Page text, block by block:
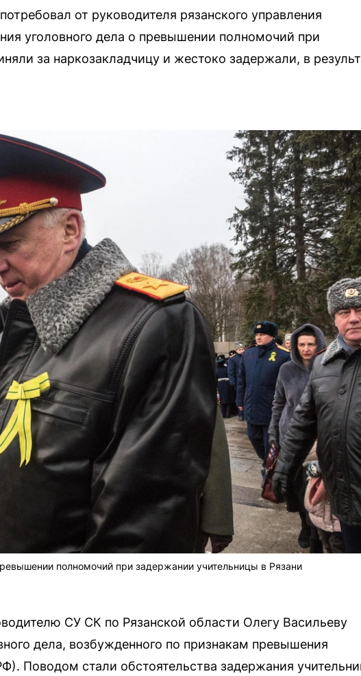
от руководителя рязанского управления
уголовного дела о превышении полномочий при
за наркозакладчицу и жестоко задержали, в
полномочий при задержании учительницы в Рязани
СУ СК по Рязанской области Олегу Васильеву
дела, возбужденного по признакам превышения
Поводом стали обстоятельства задержания